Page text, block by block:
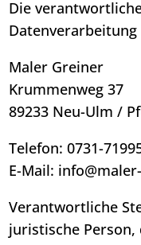
Die
Maler Greiner
Krummenweg 37
89233 Neu-Ulm /
Telefon: 0731-
E-Mail:
Verantwortliche
juristische